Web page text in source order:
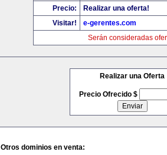
Precio:
Realizar una oferta!
Visitar!
e-gerentes.com
Serán consideradas
Realizar una Oferta
Precio Ofrecido $
Otros dominios en venta: